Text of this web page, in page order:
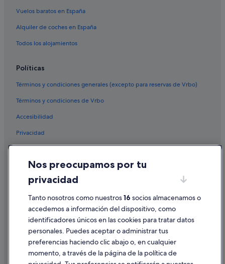
Vuelos baratos en España
Alquiler de coches en España
Todos los alojamientos
Políticas
Términos y condiciones generales (excepto para reservas de Vrbo)
Términos y condiciones de Vrbo
Accesibilidad
Privacidad
Condiciones de uso
Información legal/contacto
Pautas sobre el contenido y cómo denunciar contenido
Ayuda
Cancelar un vuelo
Nos preocupamos por tu
privacidad
Tanto nosotros como nuestros16 socios almacenamos o
accedemos a información del dispositivo, como
identificadores únicos en las cookies para tratar datos
personales. Puedes aceptar o administrar tus
preferencias haciendo clic abajo o, en cualquier
momento, a través de la página de la política de